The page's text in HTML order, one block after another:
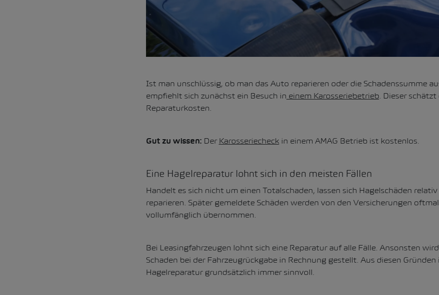
Ist man unschlüssig, ob man das Auto reparieren oder die Schadenssumme
empfiehlt sich zunächst ein Besuch in einem Karosseriebetrieb. Dieser
Reparaturkosten.
Gut zu wissen: Der Karosseriecheckin einem AMAG Betrieb ist kostenlos.
Eine Hagelreparatur lohnt sich in den meisten Fällen
Handelt es sich nicht um einen Totalschaden, lassen sich Hagelschäden
reparieren. Später gemeldete Schäden werden von den Versicherungen
vollumfänglich übernommen.
Bei Leasingfahrzeugen lohnt sich eine Reparatur auf alle Fälle. Ansonsten
Schaden bei der Fahrzeugrückgabe in Rechnung gestellt. Aus diesen Gründen
Hagelreparatur grundsätzlich immer sinnvoll.